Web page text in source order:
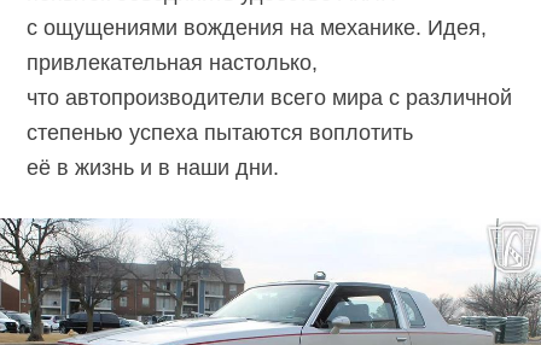
с ощущениями вождения на механике. Идея,
привлекательная настолько,
что автопроизводители всего мира с различной
степенью успеха пытаются воплотить
её в жизнь и в наши дни.